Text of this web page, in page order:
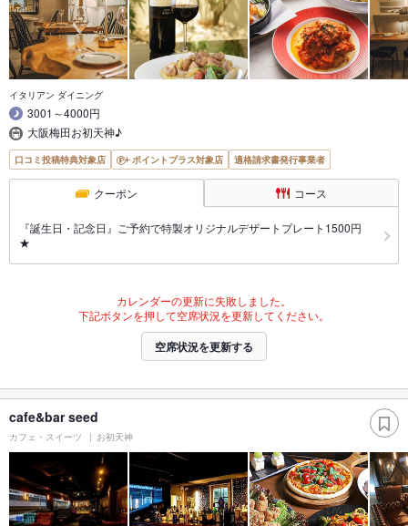
イタリアン ダイニング
3001～4000円
大阪梅田お初天神♪
口コミ投稿特典対象店 ポイントプラス対象店 適格請求書発行事業者
クーポン コース
『誕生日・記念日』ご予約で特製オリジナルデザートプレート1500円
★
カレンダーの更新に失敗しました。
下記ボタンを押して空席状況を更新してください。
空席状況を更新する
cafe&bar seed
カフェ・スイーツ お初天神